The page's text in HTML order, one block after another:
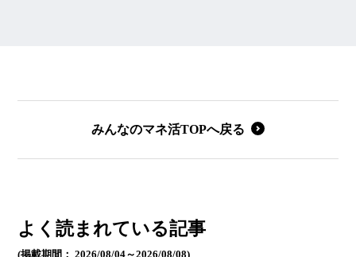
みんなのマネ活TOPへ戻る
よく読まれている記事
(掲載期間： 2026/08/04～2026/08/08)